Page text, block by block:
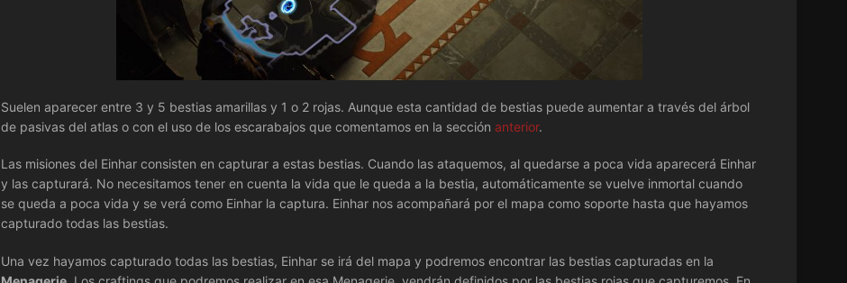
Suelen aparecer entre 3 y 5 bestias amarillas y 1 o 2 rojas. Aunque esta cantidad de bestias puede aumentar a través del árbol
de pasivas del atlas o con el uso de los escarabajos que comentamos en la sección anterior.
Las misiones del Einhar consisten en capturar a estas bestias. Cuando las ataquemos, al quedarse a poca vida aparecerá Einhar
y las capturará. No necesitamos tener en cuenta la vida que le queda a la bestia, automáticamente se vuelve inmortal cuando
se queda a poca vida y se verá como Einhar la captura. Einhar nos acompañará por el mapa como soporte hasta que hayamos
capturado todas las bestias.
Una vez hayamos capturado todas las bestias, Einhar se irá del mapa y podremos encontrar las bestias capturadas en la